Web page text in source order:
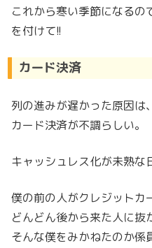
これから寒い季節になる
を付けて!!
カード決済
列の進みが遅かった原因は、
カード決済が不調らしい。
キャッシュレス化が未熟な
僕の前の人がクレジットカ
どんどん後から来た人に抜
そんな僕をみかねたのか係